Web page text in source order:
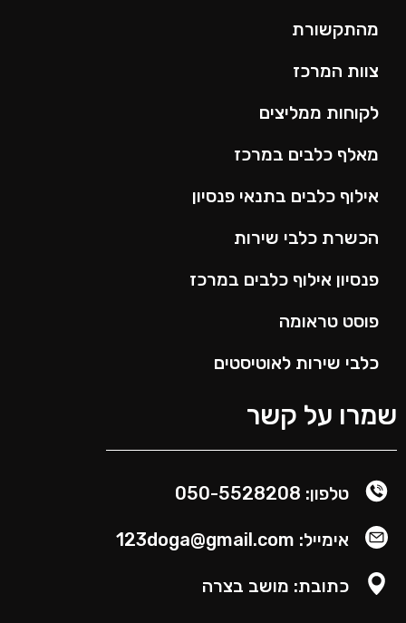
מהתקשורת
צוות המרכז
לקוחות ממליצים
מאלף כלבים במרכז
אילוף כלבים בתנאי פנסיון
הכשרת כלבי שירות
פנסיון אילוף כלבים במרכז
פוסט טראומה
כלבי שירות לאוטיסטים
על קשר
טלפון: 050-5528208
אימייל: 123doga@gmail.com
כתובת: מושב בצרה